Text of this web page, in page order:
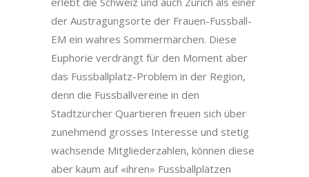
der Austragungsorte der Frauen-Fussball-
EM ein wahres Sommermärchen. Diese
Euphorie verdrängt für den Moment aber
das Fussballplatz-Problem in der Region,
denn die Fussballvereine in den
Stadtzürcher Quartieren freuen sich über
zunehmend grosses Interesse und stetig
wachsende Mitgliederzahlen, können diese
aber kaum auf «ihren» Fussballplätzen